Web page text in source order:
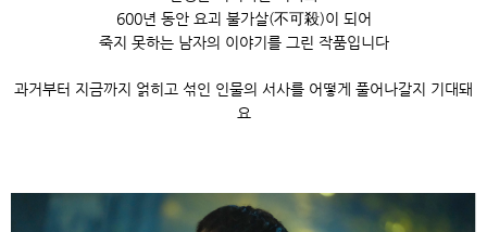
600년 동안 요괴 불가살(不可殺)이 되어
죽지 못하는 남자의 이야기를 그린 작품입니다
과거부터 지금까지 얽히고 섞인 인물의 서사를 어떻게 풀어나갈지 기대돼
요